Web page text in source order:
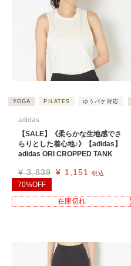
YOGA PILATES ゆうパケ対応
adidas
【SALE】《柔らかな生地感でさ
らりとした着心地♪》【adidas】
adidas ORI CROPPED TANK
¥ 3,839 ¥ 1,151 税込
70%OFF
在庫切れ